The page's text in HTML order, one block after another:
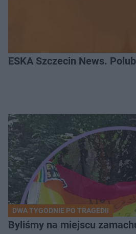
ESKA Szczecin News.
DWA TYGODNIE PO TRAGEDII
Byliśmy na miejscu